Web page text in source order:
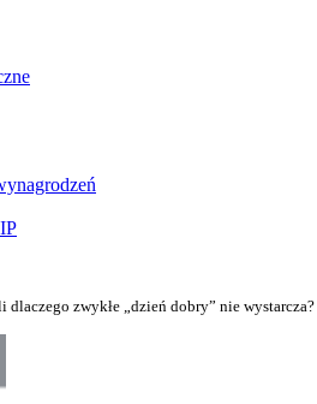
dlaczego zwykłe „dzień dobry” nie wystarcza?